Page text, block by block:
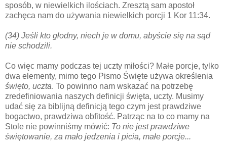
sposób, w niewielkich ilościach. Zresztą sam apostoł
zachęca nam do używania niewielkich porcji 1 Kor 11:34.
(34) Jeśli kto głodny, niech je w domu, abyście się na sąd
nie schodzili.
Co więc mamy podczas tej uczty miłości? Małe porcje, tylko
dwa elementy, mimo tego Pismo Święte używa określenia
święto, uczta. To powinno nam wskazać na potrzebę
zredefiniowania naszych definicji święta, uczty. Musimy
udać się za biblijną definicją tego czym jest prawdziwe
bogactwo, prawdziwa obfitość. Patrząc na to co mamy na
Stole nie powinniśmy mówić: To nie jest prawdziwe
świętowanie, za mało jedzenia i picia, małe porcje...